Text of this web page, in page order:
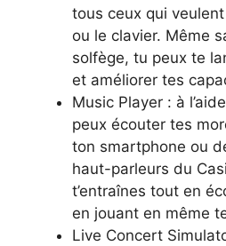
tous ceux qui
ou le clavier. Même
solfège, tu peux te
et améliorer tes
Music Player : à
peux écouter tes
ton smartphone ou
haut-parleurs du
t’entraînes tout en
en jouant en même
Live Concert